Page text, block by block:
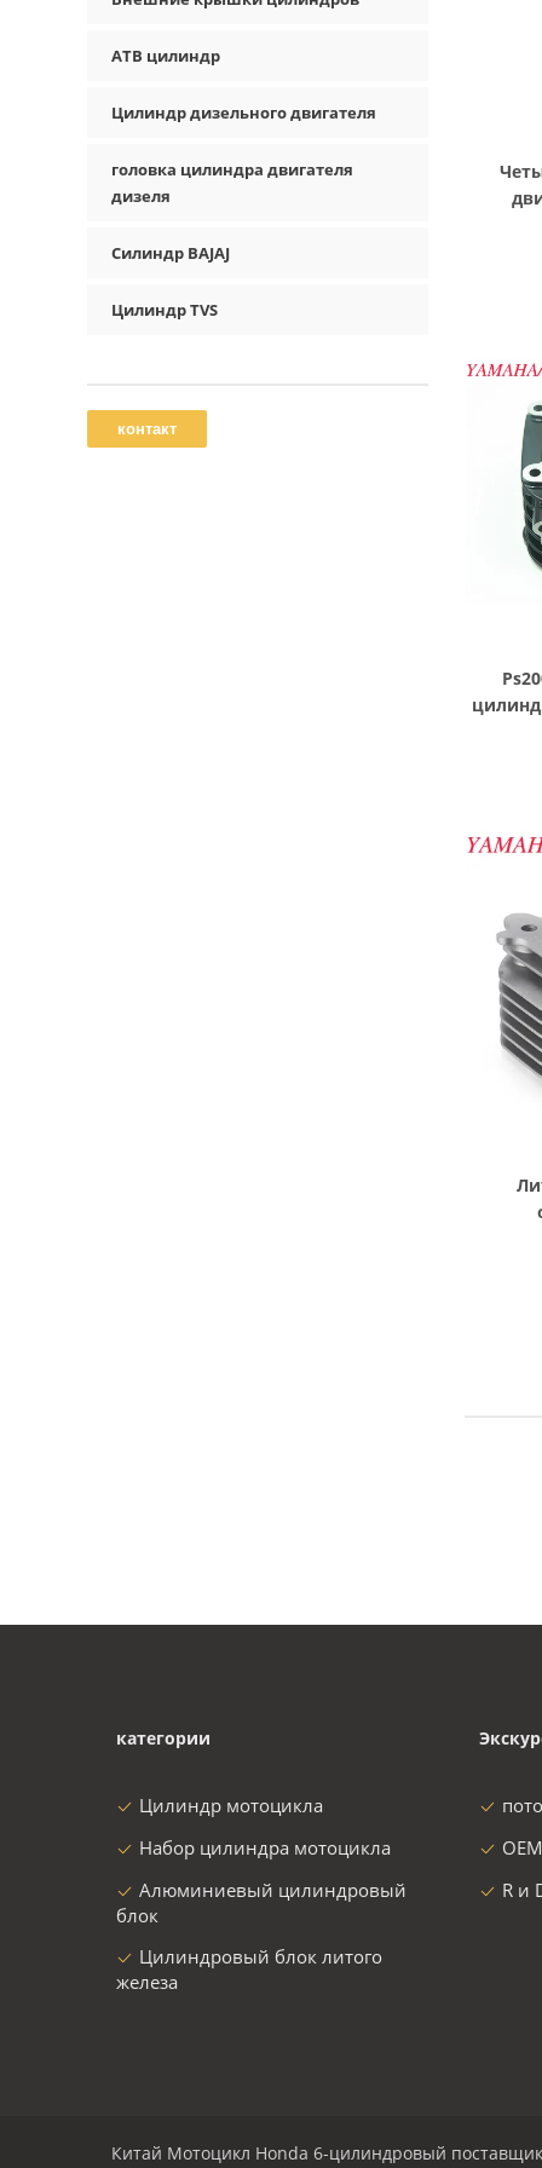
АТВ цилиндр
Цилиндр дизельного двигателя
головка цилиндра двигателя
дизеля
Силиндр BAJAJ
Цилиндр TVS
категории
Цилиндр мотоцикла
Набор цилиндра мотоцикла
Алюминиевый цилиндровый
блок
Цилиндровый блок литого
железа
R и
Китай Мотоцикл Honda 6-цилиндровый